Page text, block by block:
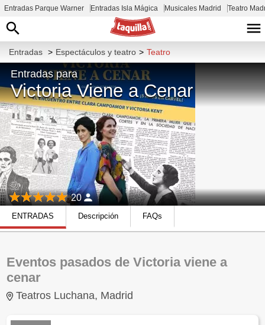
Entradas Parque Warner Entradas Isla Mágica Musicales Madrid Teatro
Entradas > Espectáculos y teatro > Teatro
Entradas para
Victoria Viene a Cenar
20
ENTRADAS Descripción FAQs
Eventos pasados de Victoria viene a
cenar
Teatros Luchana, Madrid